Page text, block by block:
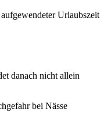
Urlaubszeit
danach nicht allein
bei Nässe